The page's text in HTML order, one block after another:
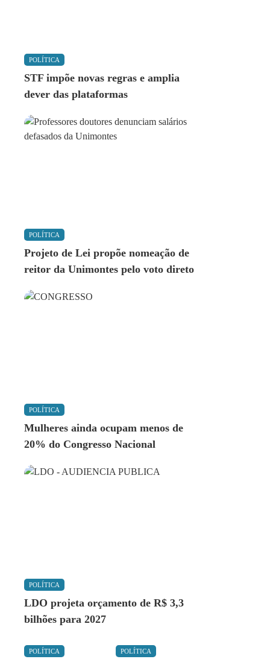
POLÍTICA
STF impõe novas regras e amplia
dever das plataformas
POLÍTICA
Projeto de Lei propõe nomeação de
reitor da Unimontes pelo voto direto
POLÍTICA
Mulheres ainda ocupam menos de
20% do Congresso Nacional
POLÍTICA
LDO projeta orçamento de R$ 3,3
bilhões para 2027
POLÍTICA POLÍTICA